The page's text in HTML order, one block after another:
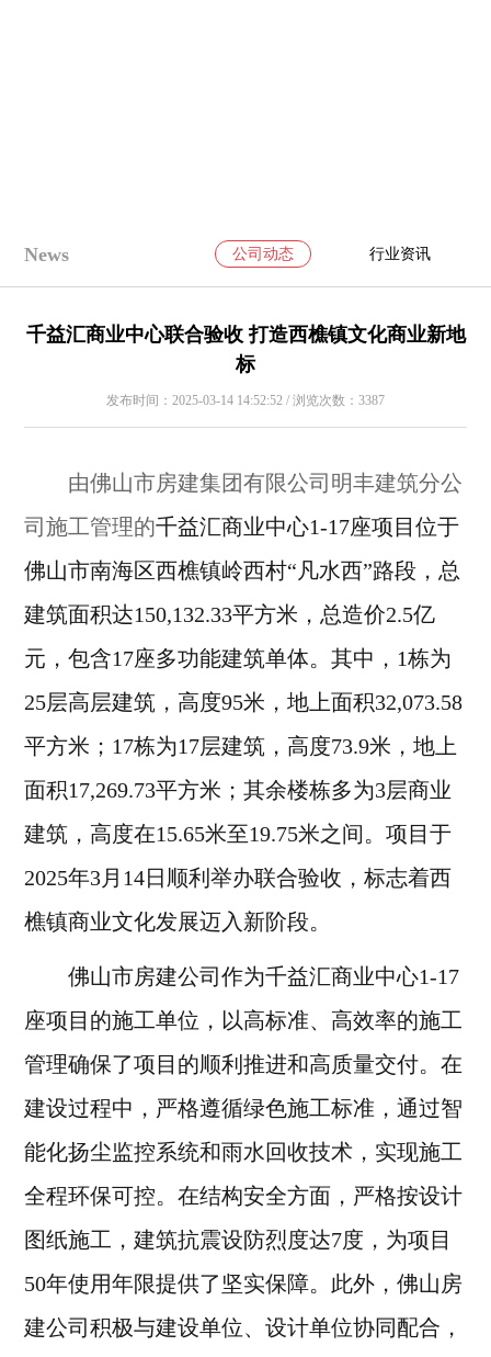
News 公司动态 行业资讯
千益汇商业中心联合验收 打造西樵镇文化商业新地
标
发布时间：2025-03-14 14:52:52 / 浏览次数：3387
由佛山市房建集团有限公司明丰建筑分公
司施工管理的千益汇商业中心1-17座项目位于
佛山市南海区西樵镇岭西村“凡水西”路段，总
建筑面积达150,132.33平方米，总造价2.5亿
元，包含17座多功能建筑单体。其中，1栋为
25层高层建筑，高度95米，地上面积32,073.58
平方米；17栋为17层建筑，高度73.9米，地上
面积17,269.73平方米；其余楼栋多为3层商业
建筑，高度在15.65米至19.75米之间。项目于
2025年3月14日顺利举办联合验收，标志着西
樵镇商业文化发展迈入新阶段。
佛山市房建公司作为千益汇商业中心1-17
座项目的施工单位，以高标准、高效率的施工
管理确保了项目的顺利推进和高质量交付。在
建设过程中，严格遵循绿色施工标准，通过智
能化扬尘监控系统和雨水回收技术，实现施工
全程环保可控。在结构安全方面，严格按设计
图纸施工，建筑抗震设防烈度达7度，为项目
50年使用年限提供了坚实保障。此外，佛山房
建公司积极与建设单位、设计单位协同配合，